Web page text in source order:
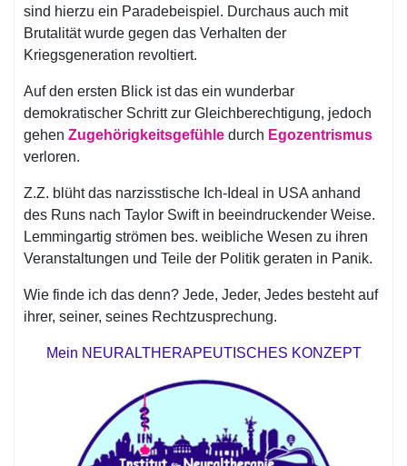
sind hierzu ein Paradebeispiel. Durchaus auch mit
Brutalität wurde gegen das Verhalten der
Kriegsgeneration revoltiert.
Auf den ersten Blick ist das ein wunderbar
demokratischer Schritt zur Gleichberechtigung, jedoch
gehen Zugehörigkeitsgefühle durch Egozentrismus
verloren.
Z.Z. blüht das narzisstische Ich-Ideal in USA anhand
des Runs nach Taylor Swift in beeindruckender Weise.
Lemmingartig strömen bes. weibliche Wesen zu ihren
Veranstaltungen und Teile der Politik geraten in Panik.
Wie finde ich das denn? Jede, Jeder, Jedes besteht auf
ihrer, seiner, seines Rechtzusprechung.
Mein NEURALTHERAPEUTISCHES KONZEPT